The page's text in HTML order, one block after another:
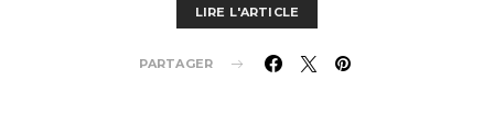
LIRE L'ARTICLE
PARTAGER